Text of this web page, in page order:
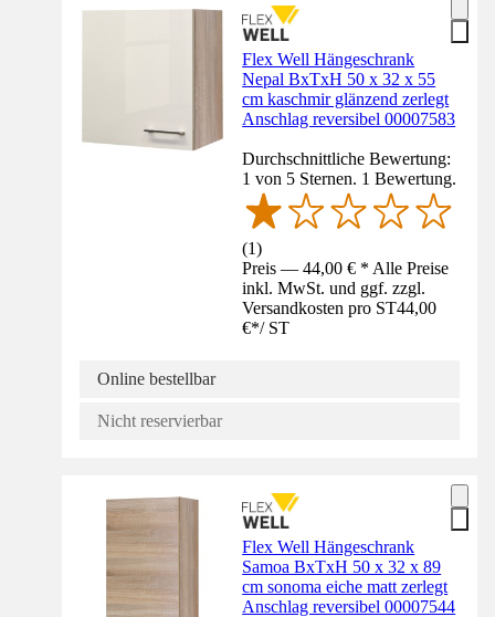
Flex Well Hängeschrank
Nepal BxTxH 50 x 32 x 55
cm kaschmir glänzend zerlegt
Anschlag reversibel 00007583
Durchschnittliche Bewertung:
1 von 5 Sternen. 1 Bewertung.
(1)
Preis — 44,00 € * Alle Preise
inkl. MwSt. und ggf. zzgl.
Versandkosten pro ST44,00
€*/ ST
Online bestellbar
Nicht reservierbar
Flex Well Hängeschrank
Samoa BxTxH 50 x 32 x 89
cm sonoma eiche matt zerlegt
Anschlag reversibel 00007544